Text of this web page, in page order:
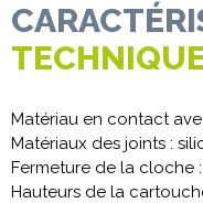
Matériau en contact
Matériaux des joints :
Fermeture de la cloche
Hauteurs de la cartouche